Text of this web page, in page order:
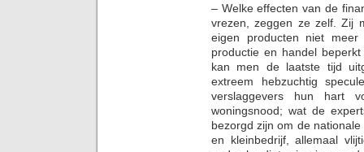
– Welke effecten van de
vrezen, zeggen ze zelf. Zij
eigen producten niet meer
productie en handel
kan men de laatste tijd
extreem hebzuchtig
verslaggevers hun hart
woningsnood; wat de
bezorgd zijn om de
en kleinbedrijf, allemaal